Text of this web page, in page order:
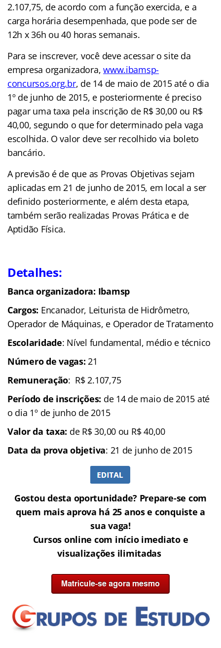
2.107,75, de acordo com a função exercida, e a
carga horária desempenhada, que pode ser de
12h x 36h ou 40 horas semanais.
Para se inscrever, você deve acessar o site da
empresa organizadora,www.ibamsp-
concursos.org.br, de 14 de maio de 2015 até o dia
1º de junho de 2015, e posteriormente é preciso
pagar uma taxa pela inscrição de R$ 30,00 ou R$
40,00, segundo o que for determinado pela vaga
escolhida. O valor deve ser recolhido via boleto
bancário.
A previsão é de que as Provas Objetivas sejam
aplicadas em 21 de junho de 2015, em local a ser
definido posteriormente, e além desta etapa,
também serão realizadas Provas Prática e de
Aptidão Física.
Detalhes:
Banca organizadora: Ibamsp
Cargos: Encanador, Leiturista de Hidrômetro,
Operador de Máquinas, e Operador de Tratamento
Escolaridade: Nível fundamental, médio e técnico
Número de vagas:21
Remuneração: R$ 2.107,75
Período de inscrições: de 14 de maio de 2015 até
o dia 1º de junho de 2015
Valor da taxa: de R$ 30,00 ou R$ 40,00
Data da prova objetiva: 21 de junho de 2015
Gostou desta oportunidade? Prepare-se com
quem mais aprova há 25 anos e conquiste a
sua vaga!
Cursos online com início imediato e
visualizações ilimitadas